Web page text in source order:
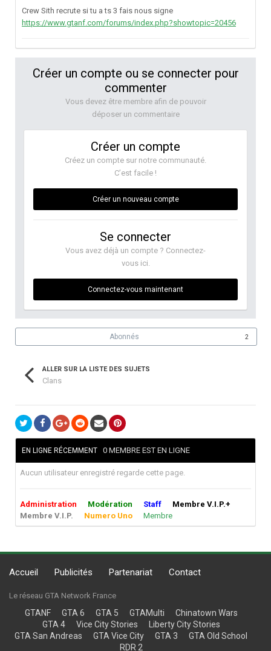
Crew Sith recrute si tu a ts 3 fais nous signe
https://www.gtanf.com/forums/index.php?showtopic=20456
Créer un compte ou se connecter pour
commenter
Vous devez être membre afin de pouvoir
déposer un commentaire
Créer un compte
Créez un compte sur notre communauté.
C’est facile !
Créer un nouveau compte
Se connecter
Vous avez déjà un compte ? Connectez-
vous ici.
Connectez-vous maintenant
Abonnés 2
ALLER SUR LA LISTE DES SUJETS
Clans
EN LIGNE RÉCEMMENT 0 MEMBRE EST EN LIGNE
Aucun utilisateur enregistré regarde cette page.
Administration Modération Staff
Membre V.I.P.+
Membre V.I.P.
Numero Uno Membre
Accueil Publicités Partenariat Contact
Le réseau GTA Network France
GTANF GTA 6 GTA 5 GTAMulti
Chinatown Wars
GTA 4
Vice City Stories
Liberty City Stories
GTA San Andreas
GTA Vice City GTA 3
GTA Old School
RDR 2